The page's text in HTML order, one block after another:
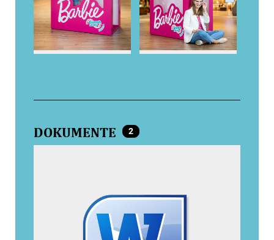
DOKUMENTE 2